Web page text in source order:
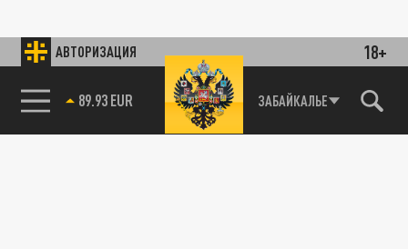
АВТОРИЗАЦИЯ 18+
89.93 EUR ЗАБАЙКАЛЬЕ